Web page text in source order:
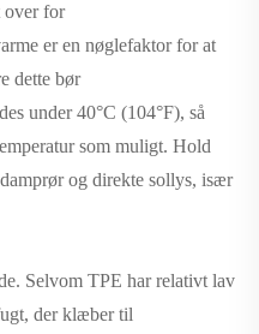
over for
er en nøglefaktor for at
dette bør
under 40°C (104°F), så
som muligt. Hold
og direkte sollys, især
Selvom TPE har relativt lav
der klæber til